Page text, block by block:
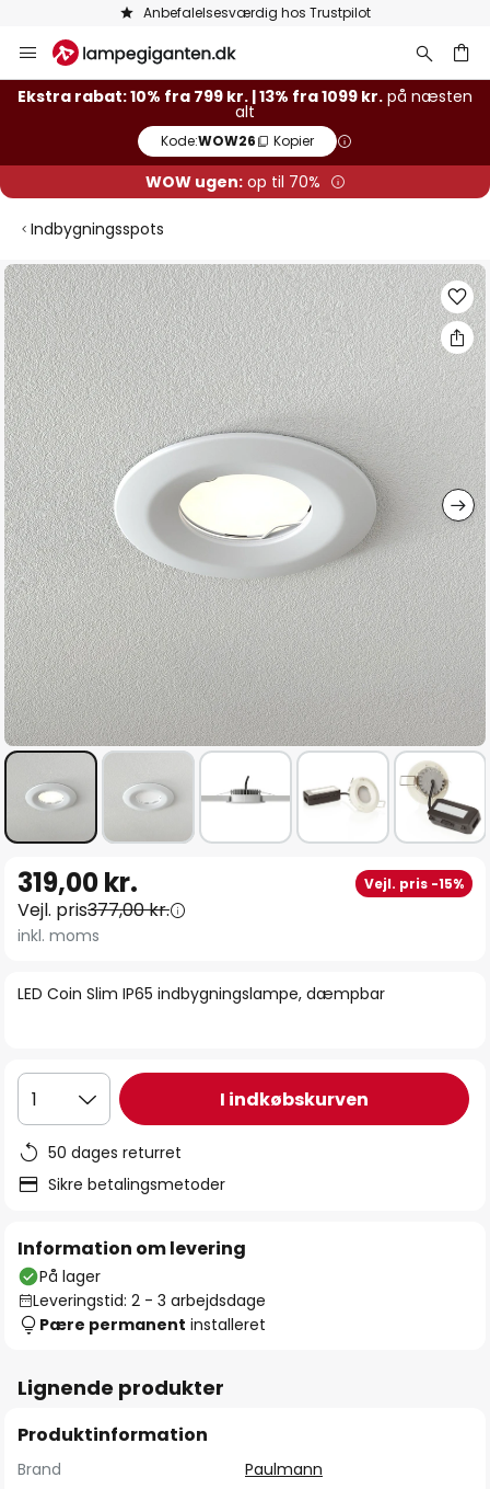
Anbefalelsesværdig hos Trustpilot
to
Content
Ekstra rabat: 10% fra 799 kr. | 13% fra 1099 kr. på næsten
alt
Kode:WOW26 Kopier
WOW ugen:op til 70%
Indbygningsspots
Gå
til
slutningen
af
billedgalleriet
starten
af
LED Coin Slim IP65 indbygningslampe, dæmpbar
319,00 kr. Vejl. pris -15%
Vejl. pris377,00 kr.
inkl. moms
1 I indkøbskurven
50 dages returret
Sikre betalingsmetoder
Information om levering
På lager
Leveringstid: 2 - 3 arbejdsdage
Pære permanent installeret
Lignende produkter
Produktinformation
Brand
Paulmann